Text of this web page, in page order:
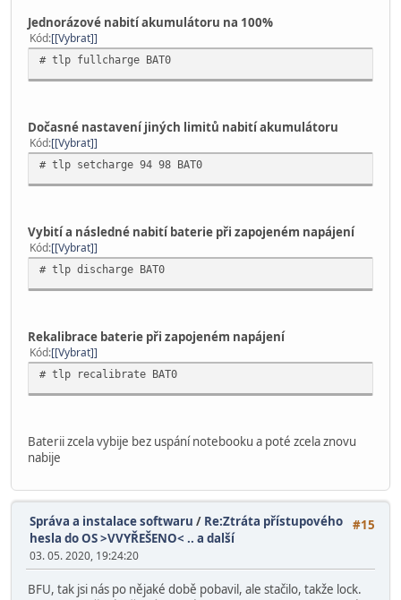
Jednorázové nabití akumulátoru na 100%
Kód [Vybrat]
# tlp fullcharge BAT0
Dočasné nastavení jiných limitů nabití akumulátoru
Kód [Vybrat]
# tlp setcharge 94 98 BAT0
Vybití a následné nabití baterie při zapojeném napájení
Kód [Vybrat]
# tlp discharge BAT0
Rekalibrace baterie při zapojeném napájení
Kód [Vybrat]
# tlp recalibrate BAT0
Baterii zcela vybije bez uspání notebooku a poté zcela znovu
nabije
#15
Správa a instalace softwaru / Re:Ztráta přístupového
hesla do OS >VVYŘEŠENO< .. a další
03. 05. 2020, 19:24:20
BFU, tak jsi nás po nějaké době pobavil, ale stačilo, takže lock.